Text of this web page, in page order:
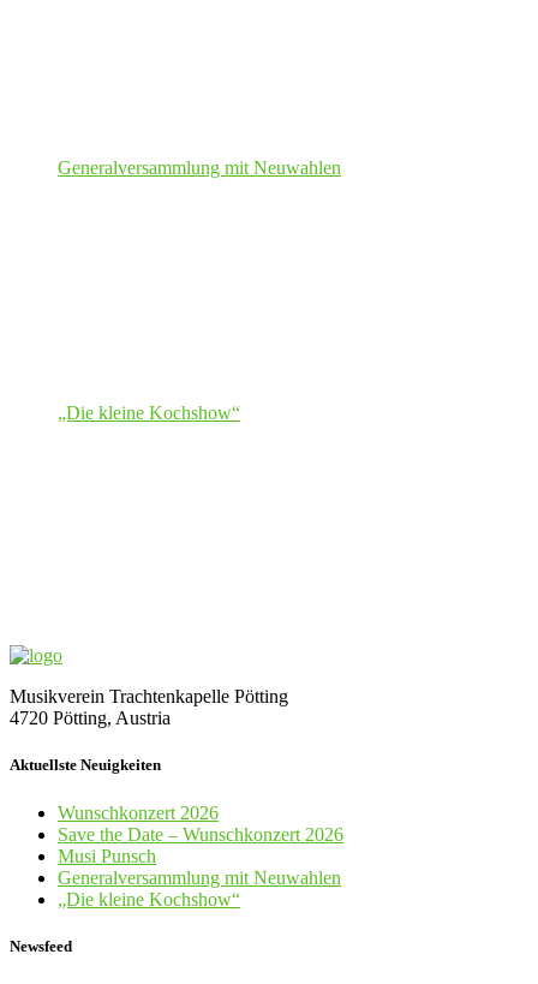
Generalversammlung mit Neuwahlen
„Die kleine Kochshow“
Musikverein Trachtenkapelle Pötting
4720 Pötting, Austria
Aktuellste Neuigkeiten
Wunschkonzert 2026
Save the Date – Wunschkonzert 2026
Musi Punsch
Generalversammlung mit Neuwahlen
„Die kleine Kochshow“
Newsfeed